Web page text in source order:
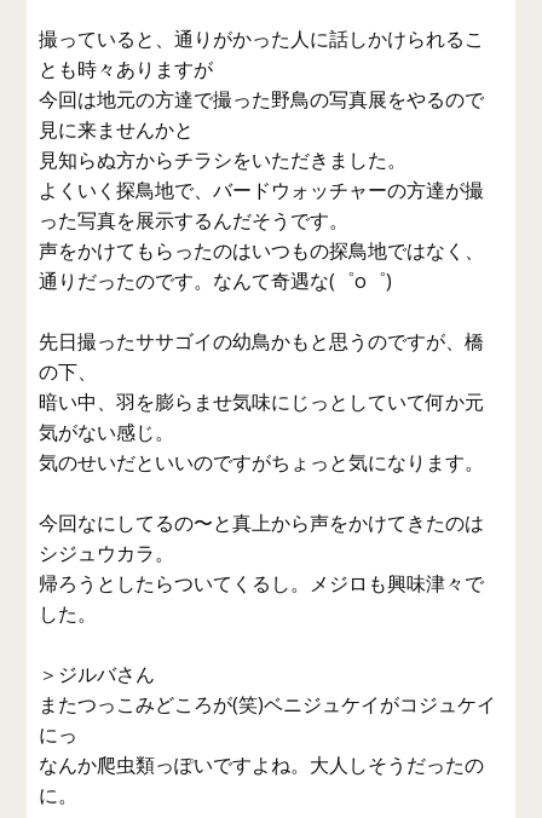
撮っていると、通りがかった人に話しかけられるこ
とも時々ありますが
今回は地元の方達で撮った野鳥の写真展をやるので
見に来ませんかと
見知らぬ方からチラシをいただきました。
よくいく探鳥地で、バードウォッチャーの方達が撮
った写真を展示するんだそうです。
声をかけてもらったのはいつもの探鳥地ではなく、
通りだったのです。なんて奇遇な(゜o゜)
先日撮ったササゴイの幼鳥かもと思うのですが、橋
の下、
暗い中、羽を膨らませ気味にじっとしていて何か元
気がない感じ。
気のせいだといいのですがちょっと気になります。
今回なにしてるの〜と真上から声をかけてきたのは
シジュウカラ。
帰ろうとしたらついてくるし。メジロも興味津々で
した。
＞ジルバさん
またつっこみどころが(笑)ベニジュケイがコジュケイ
にっ
なんか爬虫類っぽいですよね。大人しそうだったの
に。